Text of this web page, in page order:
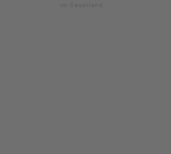
im Sauerland.